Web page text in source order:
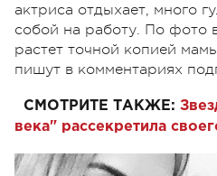
актриса отдыхает, много
собой на работу. По фото
растет точной копией
пишут в комментариях
СМОТРИТЕ ТАКЖЕ:
века" рассекретила